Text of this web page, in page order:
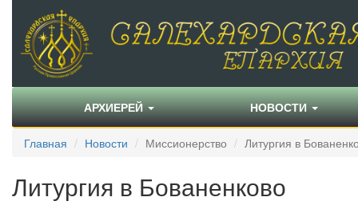
АРХИЕРЕЙ НОВОСТИ
Главная Новости Миссионерство Литургия в
Литургия в Бованенково